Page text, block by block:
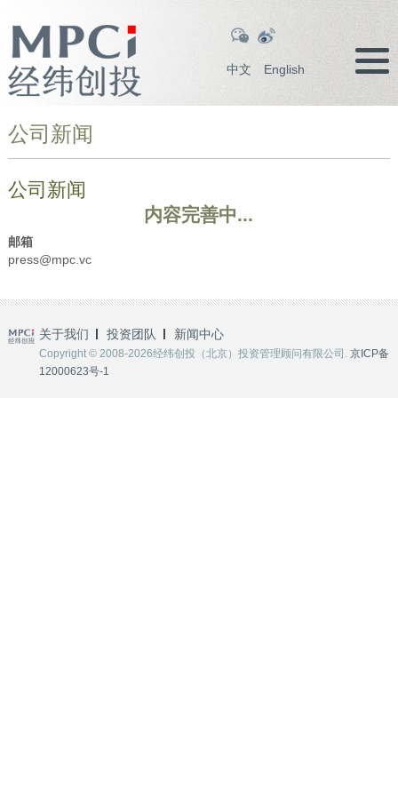
中文 English
公司新闻
公司新闻
内容完善中...
邮箱
press@mpc.vc
关于我们 投资团队 新闻中心
Copyright © 2008-2026经纬创投（北京）投资管理顾问有限公司. 京ICP备
12000623号-1